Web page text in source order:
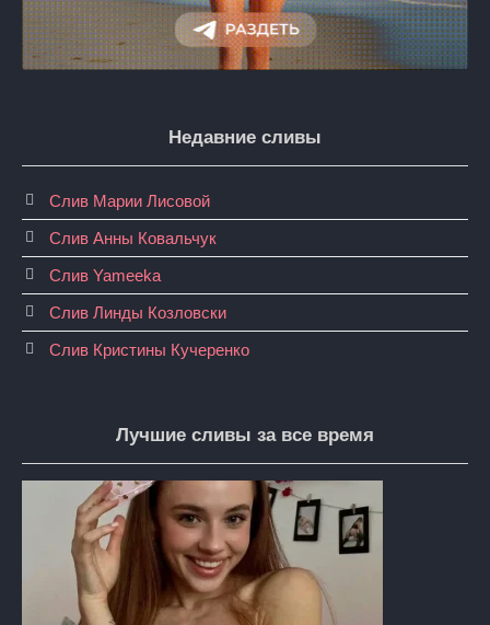
Недавние сливы
Слив Марии Лисовой
Слив Анны Ковальчук
Слив Yameeka
Слив Линды Козловски
Слив Кристины Кучеренко
Лучшие сливы за все время